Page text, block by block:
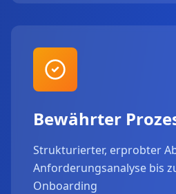
Bewährter
Strukturierter, erprobter
Anforderungsanalyse bis
Onboarding